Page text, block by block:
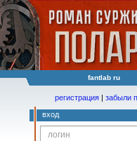
fantlab ru
регистрация | забыли
вход